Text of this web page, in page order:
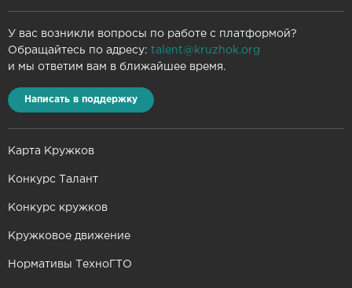
У вас возникли вопросы по работе с платформой?
Обращайтесь по адресу: talent@kruzhok.org
и мы ответим вам в ближайшее время.
Написать в поддержку
Карта Кружков
Конкурс Талант
Конкурс кружков
Кружковое движение
Нормативы ТехноГТО